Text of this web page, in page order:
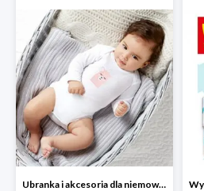
Ubranka i akcesoria dla niemowląt w Lidlu od 9,99 zł